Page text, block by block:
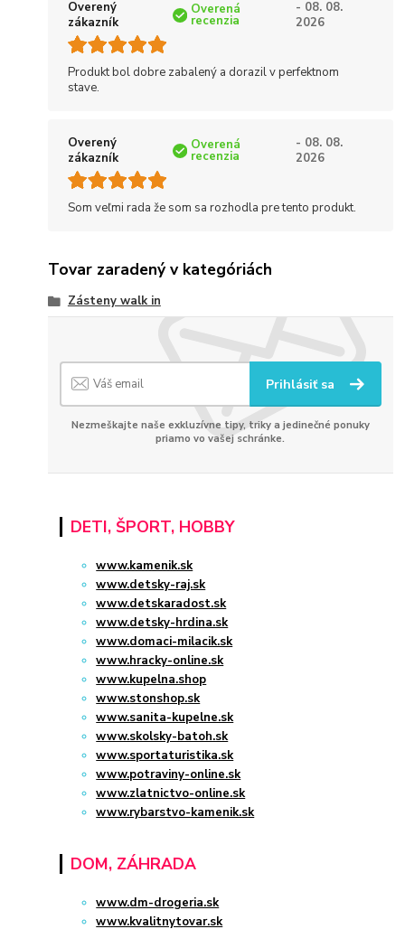
Overený
zákazník
Overená
recenzia
- 08. 08.
2026
Produkt bol dobre zabalený a dorazil v perfektnom
stave.
Overený
zákazník
Overená
recenzia
- 08. 08.
2026
Som veľmi rada že som sa rozhodla pre tento produkt.
Tovar zaradený v kategóriách
Zásteny walk in
Prihlásiť sa
Nezmeškajte naše exkluzívne tipy, triky a jedinečné ponuky
priamo vo vašej schránke.
DETI, ŠPORT, HOBBY
www.kamenik.sk
www.detsky-raj.sk
www.detskaradost.sk
www.detsky-hrdina.sk
www.domaci-milacik.sk
www.hracky-online.sk
www.kupelna.shop
www.stonshop.sk
www.sanita-kupelne.sk
www.skolsky-batoh.sk
www.sportaturistika.sk
www.potraviny-online.sk
www.zlatnictvo-online.sk
www.rybarstvo-kamenik.sk
DOM, ZÁHRADA
www.dm-drogeria.sk
www.kvalitnytovar.sk